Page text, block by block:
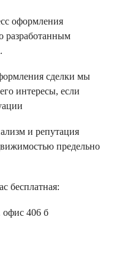
оформления
разработанным
сделки мы
интересы, если
и репутация
предельно
бесплатная:
офис 406 б